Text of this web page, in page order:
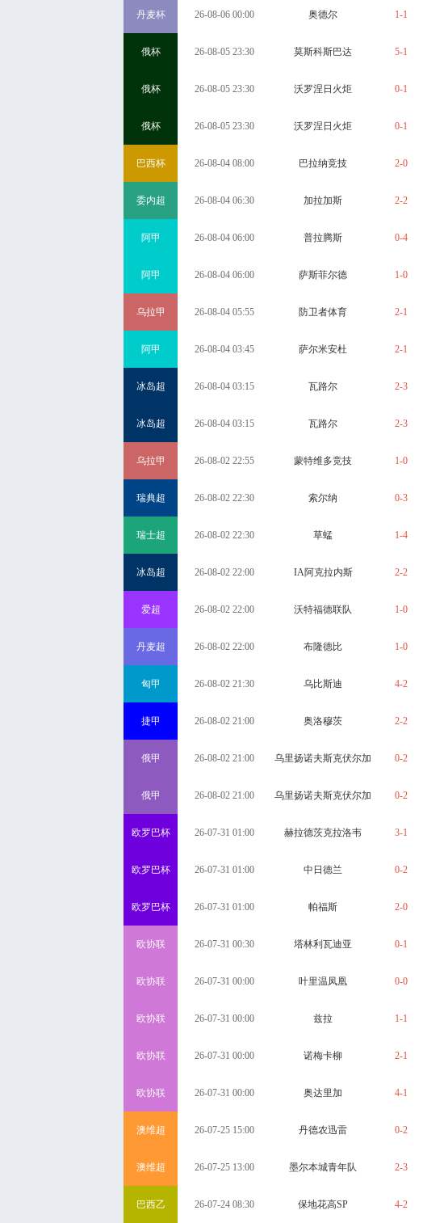
丹麦杯 26-08-06 00:00 奥德尔 1-1
俄杯 26-08-05 23:30 莫斯科斯巴达 5-1
俄杯 26-08-05 23:30 沃罗涅日火炬 0-1
俄杯 26-08-05 23:30 沃罗涅日火炬 0-1
巴西杯 26-08-04 08:00 巴拉纳竞技 2-0
委内超 26-08-04 06:30 加拉加斯 2-2
阿甲 26-08-04 06:00 普拉腾斯 0-4
阿甲 26-08-04 06:00 萨斯菲尔德 1-0
乌拉甲 26-08-04 05:55 防卫者体育 2-1
阿甲 26-08-04 03:45 萨尔米安杜 2-1
冰岛超 26-08-04 03:15 瓦路尔 2-3
冰岛超 26-08-04 03:15 瓦路尔 2-3
乌拉甲 26-08-02 22:55 蒙特维多竞技 1-0
瑞典超 26-08-02 22:30 索尔纳 0-3
瑞士超 26-08-02 22:30 草蜢 1-4
冰岛超 26-08-02 22:00 IA阿克拉内斯 2-2
爱超 26-08-02 22:00 沃特福德联队 1-0
丹麦超 26-08-02 22:00 布隆德比 1-0
匈甲 26-08-02 21:30 乌比斯迪 4-2
捷甲 26-08-02 21:00 奥洛穆茨 2-2
俄甲 26-08-02 21:00 乌里扬诺夫斯克伏尔加 0-2
俄甲 26-08-02 21:00 乌里扬诺夫斯克伏尔加 0-2
欧罗巴杯 26-07-31 01:00 赫拉德茨克拉洛韦 3-1
欧罗巴杯 26-07-31 01:00 中日德兰 0-2
欧罗巴杯 26-07-31 01:00 帕福斯 2-0
欧协联 26-07-31 00:30 塔林利瓦迪亚 0-1
欧协联 26-07-31 00:00 叶里温凤凰 0-0
欧协联 26-07-31 00:00 兹拉 1-1
欧协联 26-07-31 00:00 诺梅卡柳 2-1
欧协联 26-07-31 00:00 奥达里加 4-1
澳维超 26-07-25 15:00 丹德农迅雷 0-2
澳维超 26-07-25 13:00 墨尔本城青年队 2-3
巴西乙 26-07-24 08:30 保地花高SP 4-2